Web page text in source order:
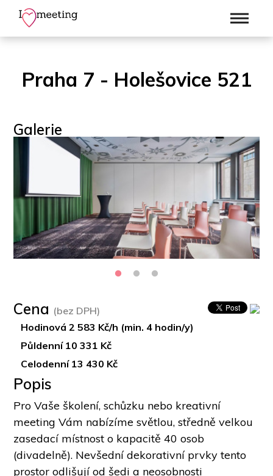
Praha 7 - Holešovice 521
Galerie
Cena (bez DPH)
Hodinová 2 583 Kč/h (min. 4 hodin/y)
Půldenní 10 331 Kč
Celodenní 13 430 Kč
Popis
Pro Vaše školení, schůzku nebo kreativní
meeting Vám nabízíme světlou, středně velkou
zasedací místnost o kapacitě 40 osob
(divadelně). Nevšední dekorativní prvky tento
prostor odlišují od šedi a neosobnosti